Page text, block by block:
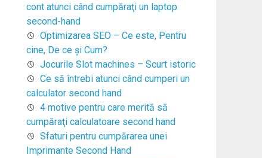
cont atunci când cumpăraţi un laptop
second-hand
Optimizarea SEO – Ce este, Pentru
cine, De ce şi Cum?
Jocurile Slot machines – Scurt istoric
Ce să întrebi atunci când cumperi un
calculator second hand
4 motive pentru care merită să
cumpăraţi calculatoare second hand
Sfaturi pentru cumpărarea unei
Imprimante Second Hand